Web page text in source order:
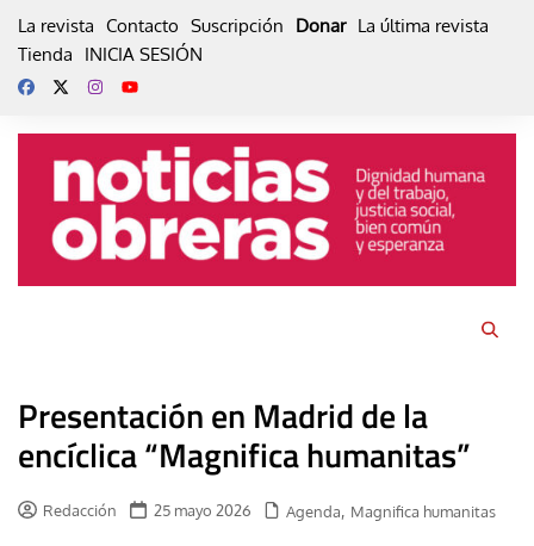
La revista Contacto Suscripción Donar La última revista
Tienda
INICIA SESIÓN
Presentación en Madrid de la
encíclica “Magnifica humanitas”
Redacción 25 mayo 2026 Agenda, Magnifica humanitas